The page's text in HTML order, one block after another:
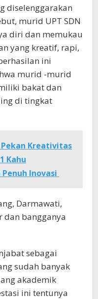
diselenggarakan
murid UPT SDN
diri dan memukau
yang kreatif, rapi,
ini
murid -murid
bakat dan
di tingkat
Kreativitas
Kahu
Inovasi
Darmawati,
dan bangganya
sebagai
sudah banyak
akademik
ini tentunya